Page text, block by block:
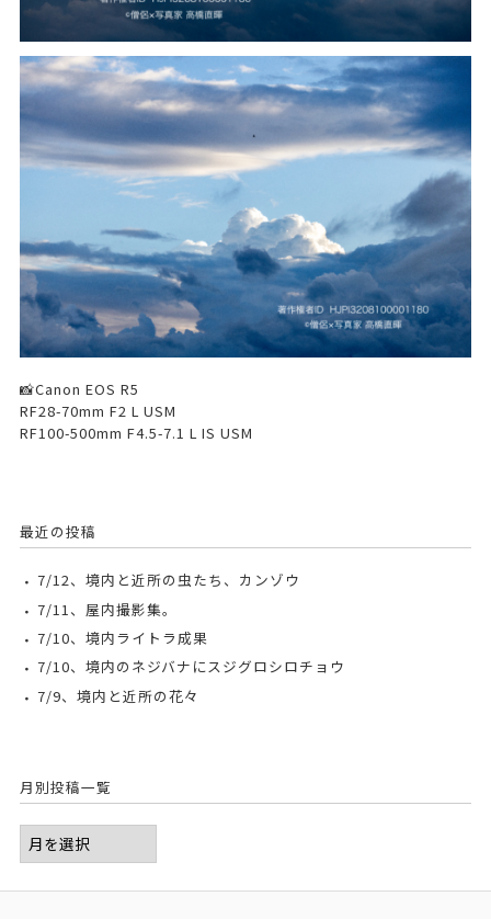
📸Canon EOS R5
RF28-70mm F2 L USM
RF100-500mm F4.5-7.1 L IS USM
最近の投稿
7/12、境内と近所の虫たち、カンゾウ
7/11、屋内撮影集。
7/10、境内ライトラ成果
7/10、境内のネジバナにスジグロシロチョウ
7/9、境内と近所の花々
月別投稿一覧